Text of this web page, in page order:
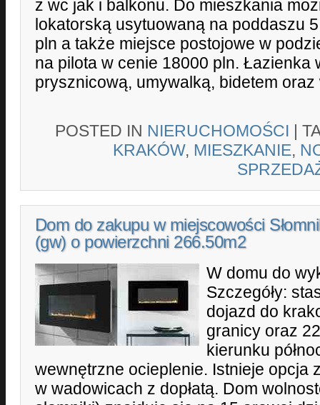
z wc jak i balkonu. Do mieszkania
lokatorską usytuowaną na poddaszu
pln a także miejsce postojowe w
na pilota w cenie 18000 pln. Łazienka
prysznicową, umywalką, bidetem oraz
POSTED IN NIERUCHOMOŚCI |
KRAKÓW, MIESZKANIE,
Dom do zakupu w miejscowości
(gw) o powierzchni 266.50m2
W domu do
Szczegóły:
dojazd do
granicy oraz
kierunku
wewnętrzne ocieplenie. Istnieje opcja
w wadowicach z dopłatą. Dom